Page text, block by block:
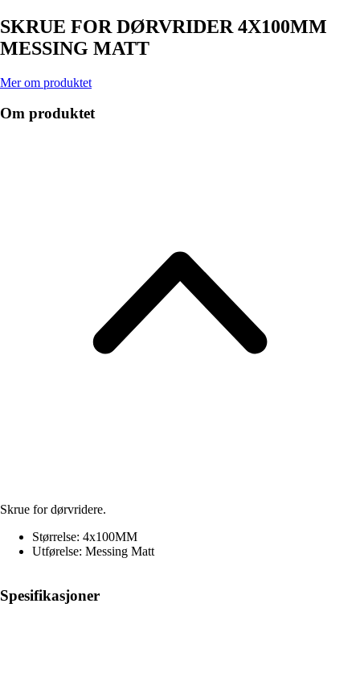
SKRUE FOR DØRVRIDER 4X100MM
MESSING MATT
Mer om produktet
Om produktet
Skrue for dørvridere.
Størrelse: 4x100MM
Utførelse: Messing Matt
Spesifikasjoner